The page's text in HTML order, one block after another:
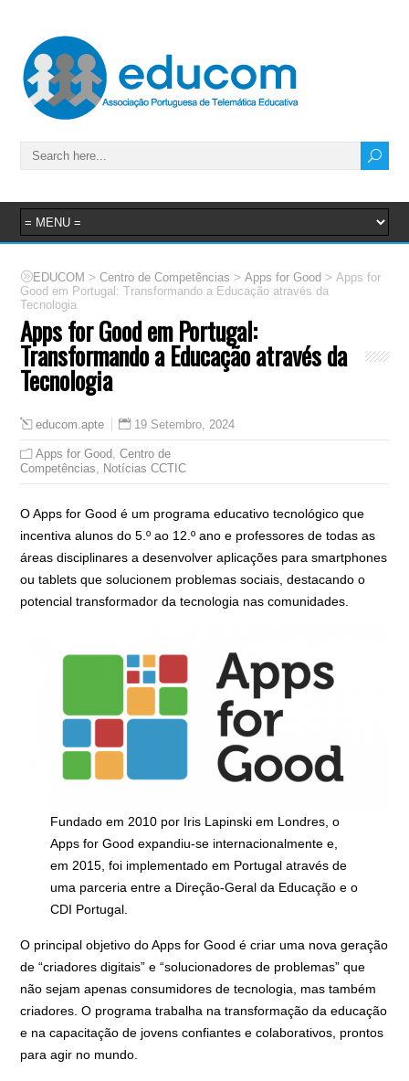
EDUCOM >Centro de Competências >Apps for Good >Apps for
Good em Portugal: Transformando a Educação através da
Tecnologia
Apps for Good em Portugal:
Transformando a Educação através da
Tecnologia
educom.apte 19 Setembro, 2024
Apps for Good,Centro de
Competências, Notícias CCTIC
O Apps for Good é um programa educativo tecnológico que
incentiva alunos do 5.º ao 12.º ano e professores de todas as
áreas disciplinares a desenvolver aplicações para smartphones
ou tablets que solucionem problemas sociais, destacando o
potencial transformador da tecnologia nas comunidades.
Fundado em 2010 por Iris Lapinski em Londres, o
Apps for Good expandiu-se internacionalmente e,
em 2015, foi implementado em Portugal através de
uma parceria entre a Direção-Geral da Educação e o
CDI Portugal.
O principal objetivo do Apps for Good é criar uma nova geração
de “criadores digitais” e “solucionadores de problemas” que
não sejam apenas consumidores de tecnologia, mas também
criadores. O programa trabalha na transformação da educação
e na capacitação de jovens confiantes e colaborativos, prontos
para agir no mundo.